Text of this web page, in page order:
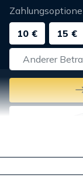
10 €
15 €